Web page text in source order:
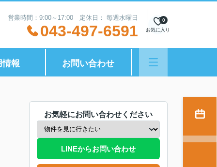
営業時間：9:00～17:00 定休日： 毎週水曜日
043-497-6591 お気に入り
0
情報 お問い合わせ
お気軽にお問い合わせください
LINEからお問い合わせ